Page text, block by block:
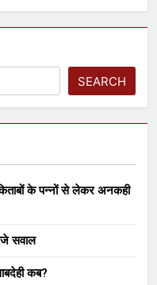
SEARCH
के पन्नों से लेकर अनकही
सवाल
कब?